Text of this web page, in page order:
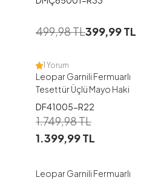
499,98TL399,99TL
38-40 42-44
46-48 50-52
1 Yorum
Leopar Garnili Fermuarlı
Tesettür Üçlü Mayo Haki
DF41005-R22
1.749,98TL
1.399,99TL
38-40
46-48 50-52
Leopar Garnili Fermuarlı